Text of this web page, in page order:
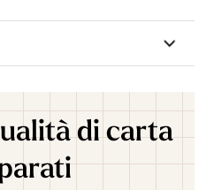
di carta